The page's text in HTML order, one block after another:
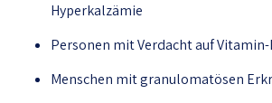
Hyperkalzämie
Personen mit Verdacht auf
Menschen mit granulomatösen